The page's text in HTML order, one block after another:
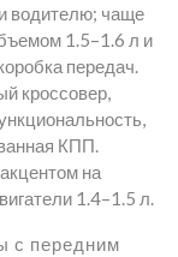
водителю; чаще
1.5–1.6 л и
передач.
кроссовер,
КПП.
на
1.4–1.5 л.
с передним